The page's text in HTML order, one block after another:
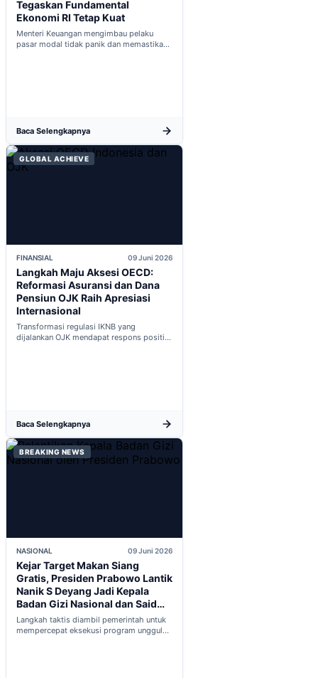
Tegaskan Fundamental
Ekonomi RI Tetap Kuat
Menteri Keuangan mengimbau pelaku
pasar modal tidak panik dan memastikan
Baca Selengkapnya
GLOBAL ACHIEVE
FINANSIAL 09 Juni 2026
Langkah Maju Aksesi OECD:
Reformasi Asuransi dan Dana
Pensiun OJK Raih Apresiasi
Internasional
Transformasi regulasi IKNB yang
dijalankan OJK mendapat respons positif
Baca Selengkapnya
BREAKING NEWS
NASIONAL 09 Juni 2026
Kejar Target Makan Siang
Gratis, Presiden Prabowo Lantik
Nanik S Deyang Jadi Kepala
Badan Gizi Nasional dan Said
Iqbal PKP Buruh
Langkah taktis diambil pemerintah untuk
mempercepat eksekusi program unggulan